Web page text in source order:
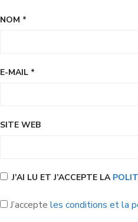
NOM *
E-MAIL *
SITE WEB
J’AI LU ET J’ACCEPTE LA
J’accepte les conditions et la